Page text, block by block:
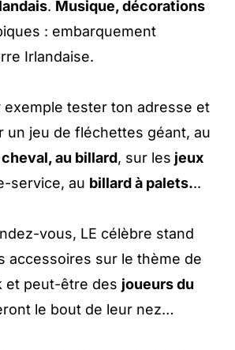
. Musique, décorations
: embarquement
Irlandaise.
exemple tester ton adresse et
un jeu de fléchettes géant, au
au billard, sur les jeux
service, au billard à palets...
vous, LE célèbre stand
accessoires sur le thème de
et peut-être des joueurs du
le bout de leur nez…